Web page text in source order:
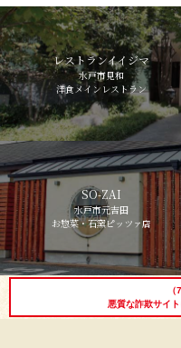
レストランイイジマ
水戸市見和
洋食メインレストラン
SO-ZAI
水戸市元吉田
お惣菜・石窯ピッツァ店
悪質な詐欺サイ